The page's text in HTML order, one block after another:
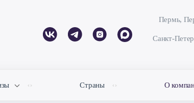
Пермь,
Санкт-
Страны О